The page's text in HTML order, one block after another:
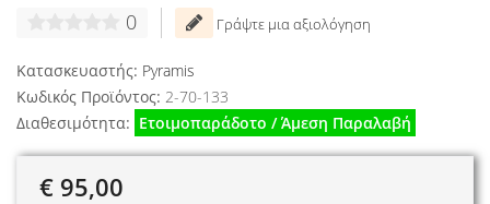
0 Γράψτε μια αξιολόγηση
Κατασκευαστής: Pyramis
Κωδικός Προϊόντος: 2-70-133
Διαθεσιμότητα: Ετοιμοπαράδοτο / Άμεση Παραλαβή
€ 95,00